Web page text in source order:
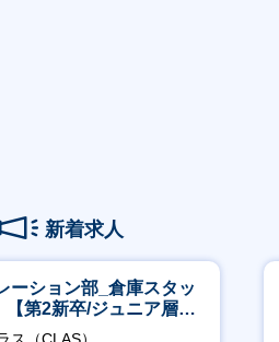
新着求人
ーション部_倉庫スタッ
【第2新卒/ジュニア層歓